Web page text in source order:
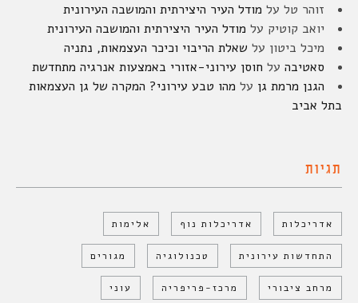
זוהר טל על מודל העיר היצירתית והמושבה העירונית
יואב קוטיק על מודל העיר היצירתית והמושבה העירונית
מיכל ביטון על שאלת הריבוי וכיכר העצמאות, נתניה
סאטיבה על חוסן עירוני-אזורי באמצעות אנרגיה מתחדשת
הגנן מרמת גן על מהו טבע עירוני? המקרה של גן העצמאות
בתל אביב
תגיות
אדריכלות אדריכלות נוף אלימות
התחדשות עירונית טכנולוגיה מגורים
מרחב ציבורי מרכז-פריפריה עוני